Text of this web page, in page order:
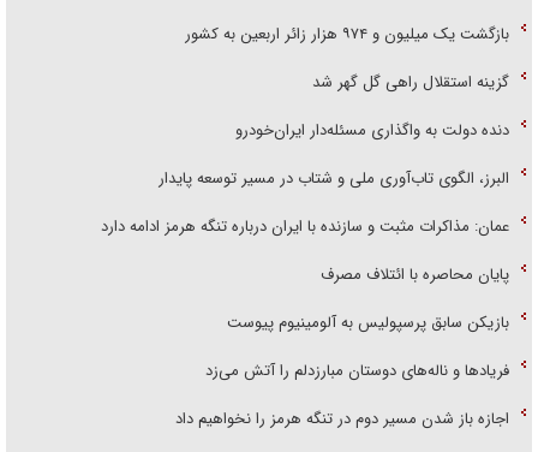
بازگشت یک میلیون و ۹۷۴ هزار زائر اربعین به کشور
گزینه استقلال راهی گل گهر شد
دنده دولت به واگذاری مسئله‌دار ایران‌خودرو
البرز، الگوی تاب‌آوری ملی و شتاب در مسیر توسعه پایدار
عمان: مذاکرات مثبت و سازنده با ایران درباره تنگه هرمز ادامه دارد
پایان محاصره با ائتلاف مصرف
بازیکن سابق پرسپولیس به آلومینیوم پیوست
فریاد‌ها و ناله‌های دوستان مبارزدلم را آتش می‌زد
اجازه باز شدن مسیر دوم در تنگه هرمز را نخواهیم داد